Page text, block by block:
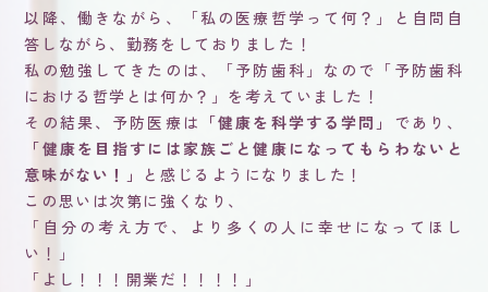
以降、働きながら、「私の医療哲学って何？」と自問自
答しながら、勤務をしておりました！
私の勉強してきたのは、「予防歯科」なので「予防歯科
における哲学とは何か？」を考えていました！
その結果、予防医療は 「健康を科学する学問」 であり、
「健康を目指すには家族ごと健康になってもらわないと
意味がない！」
と感じるようになりました！
この思いは次第に強くなり、
「自分の考え方で、より多くの人に幸せになってほし
い！」
「よし！！！開業だ！！！！」